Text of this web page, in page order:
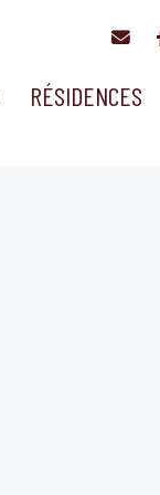
RÉSIDENCES